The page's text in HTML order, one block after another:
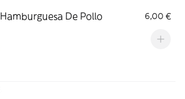
Hamburguesa De Pollo 6,00 €